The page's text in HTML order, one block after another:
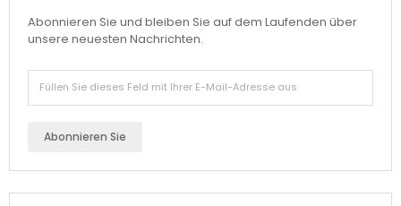
Abonnieren Sie und bleiben Sie auf dem Laufenden über
unsere neuesten Nachrichten.
Abonnieren Sie